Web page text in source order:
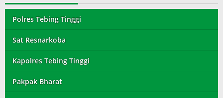
Polres Tebing Tinggi
Sat Resnarkoba
Kapolres Tebing Tinggi
Pakpak Bharat